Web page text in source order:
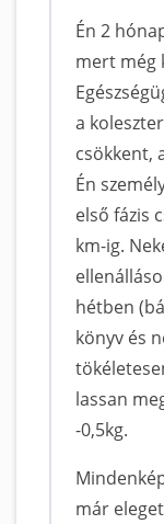
Én 2
mert még
a
csökkent,
Én
első fázis
km-ig.
hétben
könyv és
lassan
-0,5kg.
már